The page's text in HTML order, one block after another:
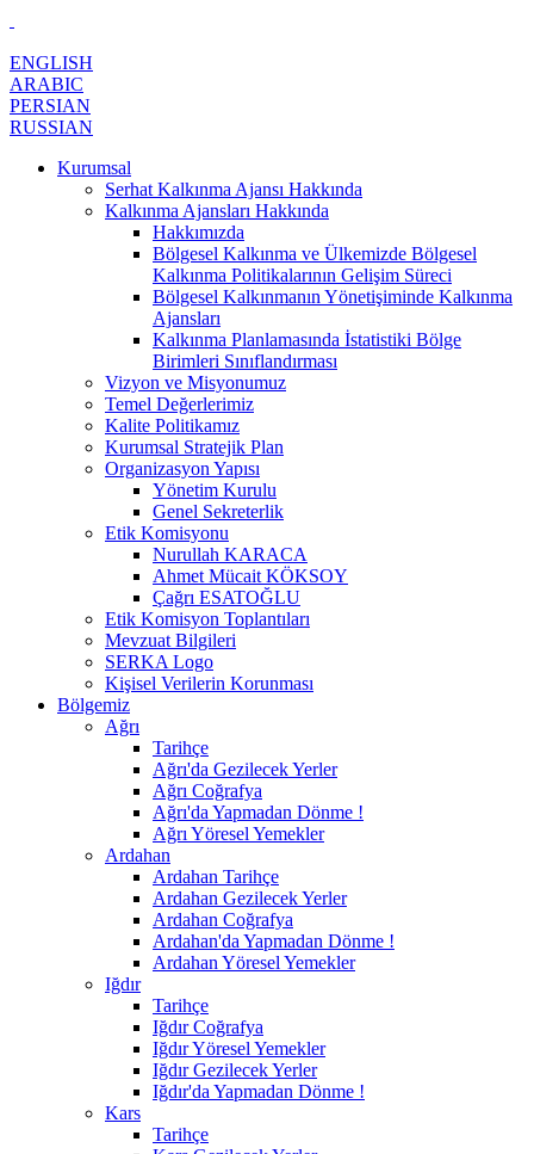
ENGLISH
ARABIC
PERSIAN
RUSSIAN
Kurumsal
Serhat Kalkınma Ajansı Hakkında
Kalkınma Ajansları Hakkında
Hakkımızda
Bölgesel Kalkınma ve Ülkemizde Bölgesel
Kalkınma Politikalarının Gelişim Süreci
Bölgesel Kalkınmanın Yönetişiminde Kalkınma
Ajansları
Kalkınma Planlamasında İstatistiki Bölge
Birimleri Sınıflandırması
Vizyon ve Misyonumuz
Temel Değerlerimiz
Kalite Politikamız
Kurumsal Stratejik Plan
Organizasyon Yapısı
Yönetim Kurulu
Genel Sekreterlik
Etik Komisyonu
Nurullah KARACA
Ahmet Mücait KÖKSOY
Çağrı ESATOĞLU
Etik Komisyon Toplantıları
Mevzuat Bilgileri
SERKA Logo
Kişisel Verilerin Korunması
Bölgemiz
Ağrı
Tarihçe
Ağrı'da Gezilecek Yerler
Ağrı Coğrafya
Ağrı'da Yapmadan Dönme !
Ağrı Yöresel Yemekler
Ardahan
Ardahan Tarihçe
Ardahan Gezilecek Yerler
Ardahan Coğrafya
Ardahan'da Yapmadan Dönme !
Ardahan Yöresel Yemekler
Iğdır
Tarihçe
Iğdır Coğrafya
Iğdır Yöresel Yemekler
Iğdır Gezilecek Yerler
Iğdır'da Yapmadan Dönme !
Kars
Tarihçe